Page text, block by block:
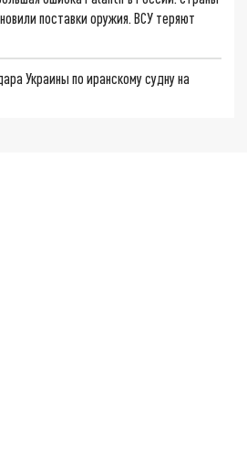
поставки оружия. ВСУ теряют
Украины по иранскому судну на